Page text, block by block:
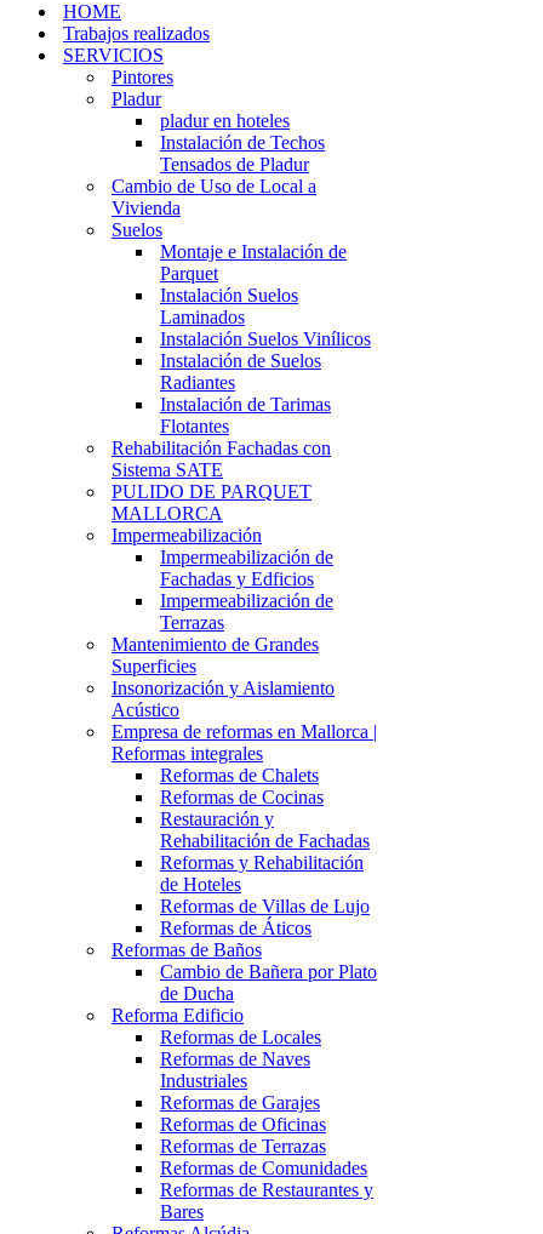
HOME
Trabajos realizados
SERVICIOS
Pintores
Pladur
pladur en hoteles
Instalación de Techos
Tensados de Pladur
Cambio de Uso de Local a
Vivienda
Suelos
Montaje e Instalación de
Parquet
Instalación Suelos
Laminados
Instalación Suelos Vinílicos
Instalación de Suelos
Radiantes
Instalación de Tarimas
Flotantes
Rehabilitación Fachadas con
Sistema SATE
PULIDO DE PARQUET
MALLORCA
Impermeabilización
Impermeabilización de
Fachadas y Edficios
Impermeabilización de
Terrazas
Mantenimiento de Grandes
Superficies
Insonorización y Aislamiento
Acústico
Empresa de reformas en Mallorca |
Reformas integrales
Reformas de Chalets
Reformas de Cocinas
Restauración y
Rehabilitación de Fachadas
Reformas y Rehabilitación
de Hoteles
Reformas de Villas de Lujo
Reformas de Áticos
Reformas de Baños
Cambio de Bañera por Plato
de Ducha
Reforma Edificio
Reformas de Locales
Reformas de Naves
Industriales
Reformas de Garajes
Reformas de Oficinas
Reformas de Terrazas
Reformas de Comunidades
Reformas de Restaurantes y
Bares